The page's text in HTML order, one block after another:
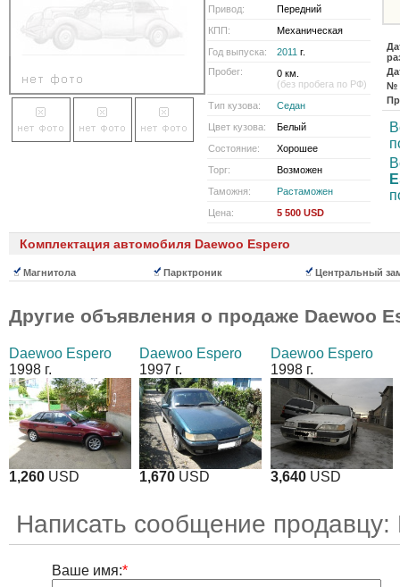
Привод:
Передний
КПП:
Механическая
Год выпуска:
2011 г.
Пробег:
0 км.
(без пробега по РФ)
Тип кузова:
Седан
Цвет кузова:
Белый
Состояние:
Хорошее
Торг:
Возможен
Таможня:
Растаможен
Цена:
5 500 USD
№
Комплектация автомобиля Daewoo Espero
Магнитола Парктроник Центральный
Другие объявления о продаже Daewoo
Daewoo Espero
1998 г.
1,260 USD
Daewoo Espero
1997 г.
1,670 USD
Daewoo Espero
1998 г.
3,640 USD
Написать сообщение
Ваше имя:*